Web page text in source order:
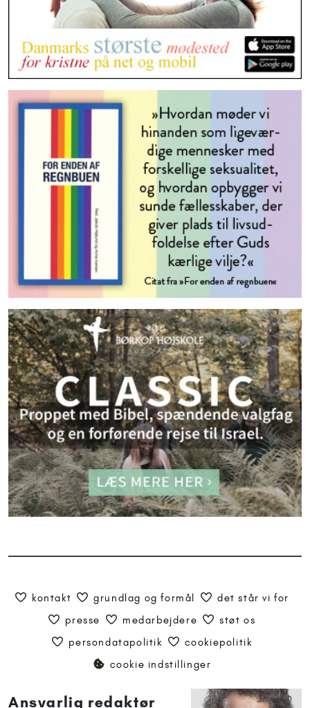
kontakt grundlag og formål
det står vi for
presse
medarbejdere
støt os
persondatapolitik
cookiepolitik
cookie indstillinger
Ansvarlig redaktør